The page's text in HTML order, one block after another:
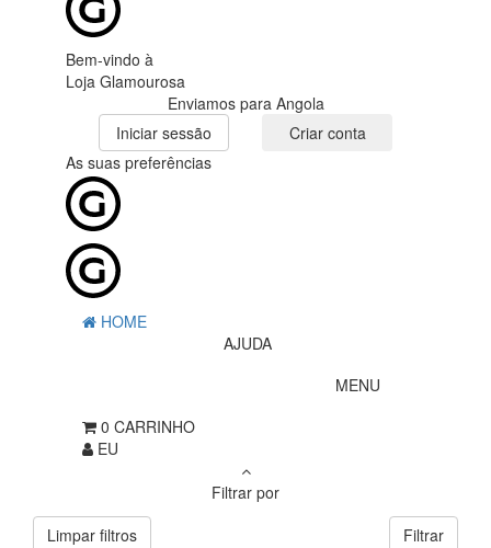
Bem-vindo à
Loja Glamourosa
Enviamos para Angola
Iniciar sessão
Criar conta
As suas preferências
HOME
AJUDA
MENU
0 CARRINHO
EU
Filtrar por
Limpar filtros
Filtrar